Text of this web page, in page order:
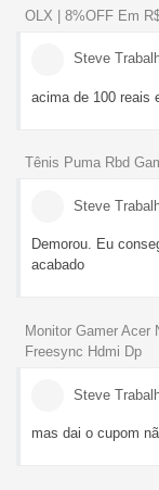
OLX | 8%OFF Em
Steve
acima de 100 reais
Tênis Puma Rbd
Steve
Demorou. Eu
acabado
Monitor Gamer Acer
Freesync Hdmi Dp
Steve
mas dai o cupom